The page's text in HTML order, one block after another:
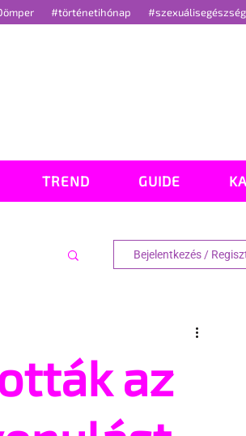
#történetihónap
TREND GUIDE
Bejelentkezés /
az